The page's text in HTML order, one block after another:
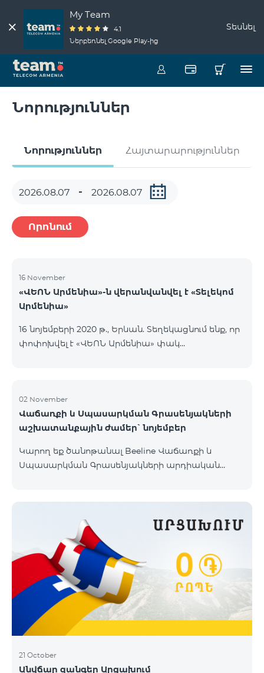
My Team
4.1
Ներբեռնել Google Play-ից
Տեսնել
Նորություններ
Նորություններ Հայտարարություններ
Որոնում
16 November
«ՎԵՈՆ Արմենիա»-ն վերանվանվել է «Տելեկոմ
Արմենիա»
16 նոյեմբերի 2020 թ., Երևան. Տեղեկացնում ենք, որ
փոփոխվել է «ՎԵՈՆ Արմենիա» փակ
ընկերություն։ Անվանափոխությունը պետական
գրանցում է ստացել 2020 թ. նոյեմբերի 16-ին։
Կատարված փոփոխությունը որևէ կերպ չի
պարտավորությունների և ծառայությունների
մատուցման վրա, որոնք շարունակելու են
հայտնում ենք, որ կազմակերպությունը դ
02 November
Վաճառքի և Սպասարկման Գրասենյակների
աշխատանքային ժամեր՝ նոյեմբեր
Կարող եք ծանոթանալ Beeline Վաճառքի և
Սպասարկման Գրասենյակների արդիական
21 October
Անվճար զանգեր Արցախում